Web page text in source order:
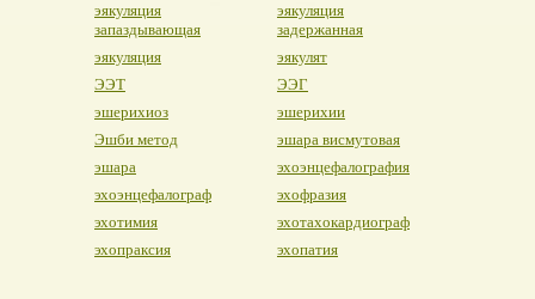
эякуляция
запаздывающая
эякуляция
задержанная
эякуляция
эякулят
ЭЭТ
ЭЭГ
эшерихиоз
эшерихии
Эшби метод
эшара висмутовая
эшара
эхоэнцефалография
эхоэнцефалограф
эхофразия
эхотимия
эхотахокардиограф
эхопраксия
эхопатия